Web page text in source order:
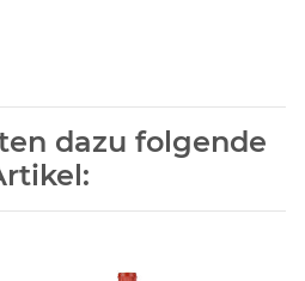
dazu folgende